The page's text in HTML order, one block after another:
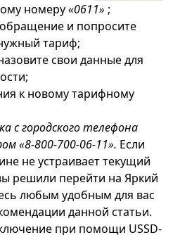
номеру«0611» ;
и попросите
тариф;
свои данные для
к новому тарифному
с городского телефона
«8-800-700-06-11». Если
не устраивает текущий
решили перейти на Яркий
любым удобным для вас
данной статьи.
при помощи USSD-